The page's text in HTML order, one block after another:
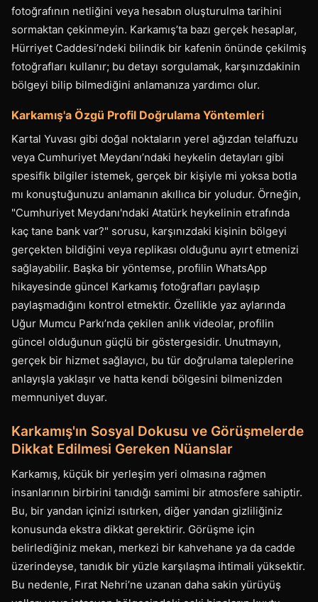
fotoğrafının netliğini veya hesabın oluşturulma tarihini
sormaktan çekinmeyin. Karkamış’ta bazı gerçek hesaplar,
Hürriyet Caddesi’ndeki bilindik bir kafenin önünde çekilmiş
fotoğrafları kullanır; bu detayı sorgulamak, karşınızdakinin
bölgeyi bilip bilmediğini anlamanıza yardımcı olur.
Karkamış'a Özgü Profil Doğrulama Yöntemleri
Kartal Yuvası gibi doğal noktaların yerel ağızdan telaffuzu
veya Cumhuriyet Meydanı’ndaki heykelin detayları gibi
spesifik bilgiler istemek, gerçek bir kişiyle mi yoksa botla
mı konuştuğunuzu anlamanın akıllıca bir yoludur. Örneğin,
"Cumhuriyet Meydanı'ndaki Atatürk heykelinin etrafında
kaç tane bank var?" sorusu, karşınızdaki kişinin bölgeyi
gerçekten bildiğini veya replikası olduğunu ayırt etmenizi
sağlayabilir. Başka bir yöntemse, profilin WhatsApp
hikayesinde güncel Karkamış fotoğrafları paylaşıp
paylaşmadığını kontrol etmektir. Özellikle yaz aylarında
Uğur Mumcu Parkı’nda çekilen anlık videolar, profilin
güncel olduğunun güçlü bir göstergesidir. Unutmayın,
gerçek bir hizmet sağlayıcı, bu tür doğrulama taleplerine
anlayışla yaklaşır ve hatta kendi bölgesini bilmenizden
memnuniyet duyar.
Karkamış'ın Sosyal Dokusu ve Görüşmelerde
Dikkat Edilmesi Gereken Nüanslar
Karkamış, küçük bir yerleşim yeri olmasına rağmen
insanlarının birbirini tanıdığı samimi bir atmosfere sahiptir.
Bu, bir yandan içinizi ısıtırken, diğer yandan gizliliğiniz
konusunda ekstra dikkat gerektirir. Görüşme için
belirlediğiniz mekan, merkezi bir kahvehane ya da cadde
üzerindeyse, tanıdık bir yüzle karşılaşma ihtimali yüksektir.
Bu nedenle, Fırat Nehri’ne uzanan daha sakin yürüyüş